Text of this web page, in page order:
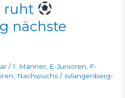
ruht
nächste
/1. Männer E-Junioren
F-
Nachwuchs / svlangenberg-